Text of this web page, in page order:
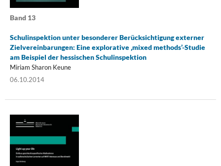
Band 13
Schulinspektion unter besonderer Berücksichtigung externer
Zielvereinbarungen: Eine explorative ‚mixed methods’-Studie
am Beispiel der hessischen Schulinspektion
Miriam Sharon Keune
06.10.2014